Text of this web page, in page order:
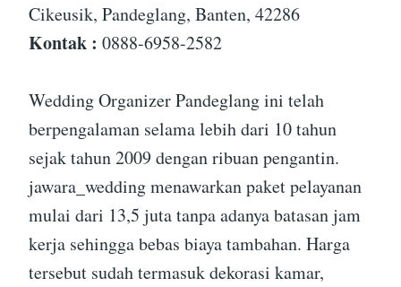
Cikeusik, Pandeglang, Banten, 42286
Kontak : 0888-6958-2582
Wedding Organizer Pandeglang ini telah
berpengalaman selama lebih dari 10 tahun
sejak tahun 2009 dengan ribuan pengantin.
jawara_wedding menawarkan paket pelayanan
mulai dari 13,5 juta tanpa adanya batasan jam
kerja sehingga bebas biaya tambahan. Harga
tersebut sudah termasuk dekorasi kamar,